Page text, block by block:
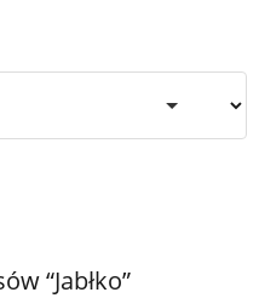
“Jabłko”